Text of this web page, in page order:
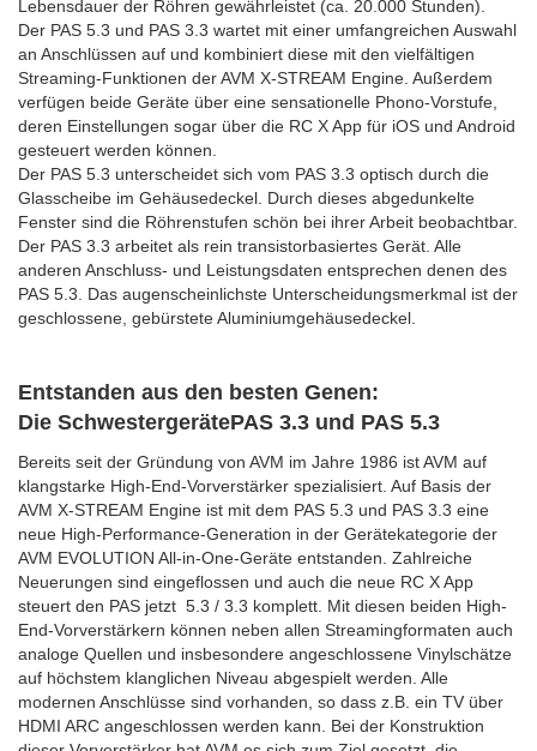
Lebensdauer der Röhren gewährleistet (ca. 20.000 Stunden).
Der PAS 5.3 und PAS 3.3 wartet mit einer umfangreichen Auswahl
an Anschlüssen auf und kombiniert diese mit den vielfältigen
Streaming-Funktionen der AVM X-STREAM Engine. Außerdem
verfügen beide Geräte über eine sensationelle Phono-Vorstufe,
deren Einstellungen sogar über die RC X App für iOS und Android
gesteuert werden können.
Der PAS 5.3 unterscheidet sich vom PAS 3.3 optisch durch die
Glasscheibe im Gehäusedeckel. Durch dieses abgedunkelte
Fenster sind die Röhrenstufen schön bei ihrer Arbeit beobachtbar.
Der PAS 3.3 arbeitet als rein transistorbasiertes Gerät. Alle
anderen Anschluss- und Leistungsdaten entsprechen denen des
PAS 5.3. Das augenscheinlichste Unterscheidungsmerkmal ist der
geschlossene, gebürstete Aluminiumgehäusedeckel.
Entstanden aus den besten Genen:
Die SchwestergerätePAS 3.3 und PAS 5.3
Bereits seit der Gründung von AVM im Jahre 1986 ist AVM auf
klangstarke High-End-Vorverstärker spezialisiert. Auf Basis der
AVM X-STREAM Engine ist mit dem PAS 5.3 und PAS 3.3 eine
neue High-Performance-Generation in der Gerätekategorie der
AVM EVOLUTION All-in-One-Geräte entstanden. Zahlreiche
Neuerungen sind eingeflossen und auch die neue RC X App
steuert den PAS jetzt 5.3 / 3.3 komplett. Mit diesen beiden High-
End-Vorverstärkern können neben allen Streamingformaten auch
analoge Quellen und insbesondere angeschlossene Vinylschätze
auf höchstem klanglichen Niveau abgespielt werden. Alle
modernen Anschlüsse sind vorhanden, so dass z.B. ein TV über
HDMI ARC angeschlossen werden kann. Bei der Konstruktion